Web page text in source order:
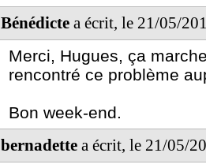
Bénédictea écrit, le 21/05/
Merci, Hugues, ça
rencontré ce problème
Bon week-end.
bernadettea écrit, le 21/05/